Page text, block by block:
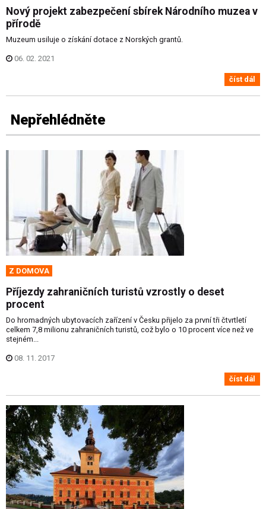
Nový projekt zabezpečení sbírek Národního muzea v
přírodě
Muzeum usiluje o získání dotace z Norských grantů.
06. 02. 2021
číst dál
Nepřehlédněte
Z DOMOVA
Příjezdy zahraničních turistů vzrostly o deset
procent
Do hromadných ubytovacích zařízení v Česku přijelo za první tři čtvrtletí
celkem 7,8 milionu zahraničních turistů, což bylo o 10 procent více než ve
stejném...
08. 11. 2017
číst dál